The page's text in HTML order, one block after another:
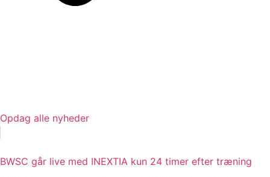
Opdag alle nyheder
BWSC går live med INEXTIA kun 24 timer efter træning